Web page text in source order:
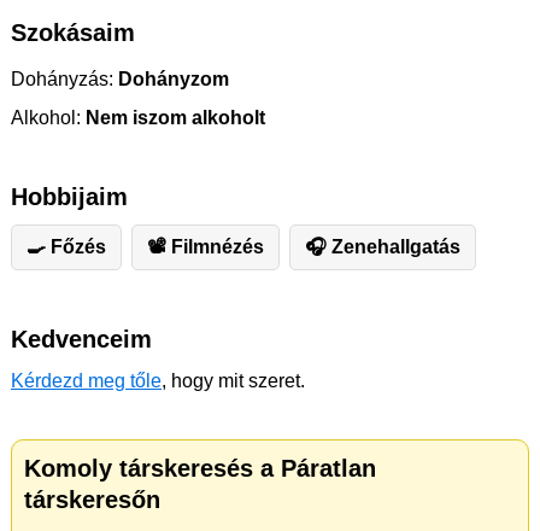
Szokásaim
Dohányzás: Dohányzom
Alkohol: Nem iszom alkoholt
Hobbijaim
🍳 Főzés 📽 Filmnézés 🎧 Zenehallgatás
Kedvenceim
Kérdezd meg tőle, hogy mit szeret.
Komoly társkeresés a Páratlan
társkeresőn